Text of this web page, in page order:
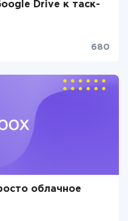
Drive к таск-
680
облачное